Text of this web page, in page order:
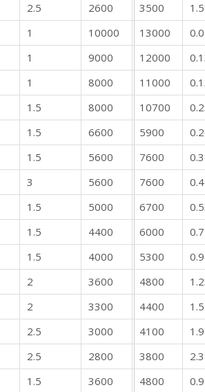
2.5 2600 3500
1 10000 13000
1 9000 12000
1 8000 11000
1.5 8000 10700
1.5 6600 5900
1.5 5600 7600
3 5600 7600
1.5 5000 6700
1.5 4400 6000
1.5 4000 5300
2 3600 4800
2 3300 4400
2.5 3000 4100
2.5 2800 3800
1.5 3600 4800